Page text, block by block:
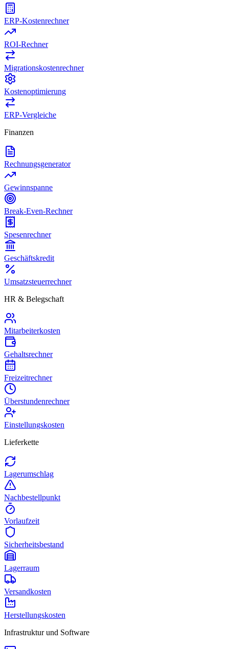
ERP-Kostenrechner
ROI-Rechner
Migrationskostenrechner
Kostenoptimierung
ERP-Vergleiche
Finanzen
Rechnungsgenerator
Gewinnspanne
Break-Even-Rechner
Spesenrechner
Geschäftskredit
Umsatzsteuerrechner
HR & Belegschaft
Mitarbeiterkosten
Gehaltsrechner
Freizeitrechner
Überstundenrechner
Einstellungskosten
Lieferkette
Lagerumschlag
Nachbestellpunkt
Vorlaufzeit
Sicherheitsbestand
Lagerraum
Versandkosten
Herstellungskosten
Infrastruktur und Software